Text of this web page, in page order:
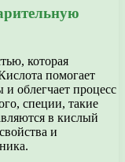
которая
помогает
облегчает процесс
специи, такие
в кислый
и